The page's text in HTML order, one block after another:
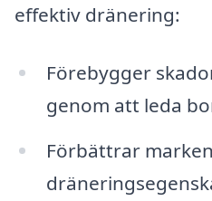
effektiv dränering:
Förebygger
genom att leda
Förbättrar